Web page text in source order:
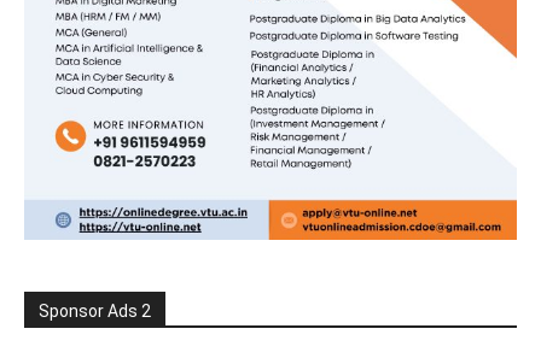
Sponsor Ads 2